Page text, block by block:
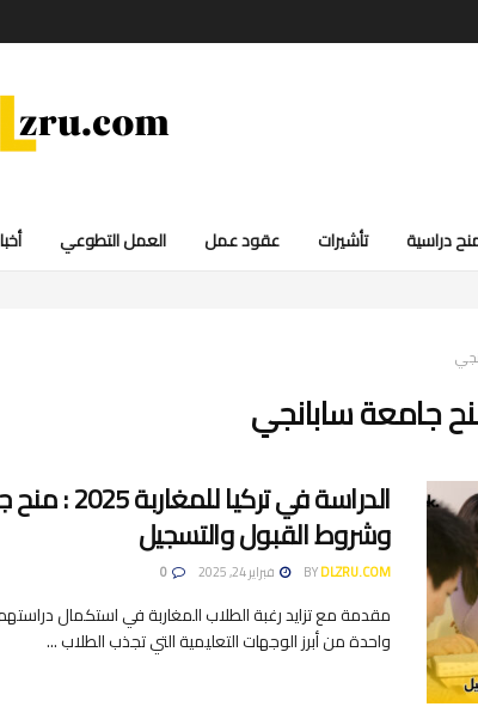
دراسية تأشيرات عقود عمل العمل التطوعي
جامعة سابانجي
الدراسة في
وشروط القبول والتسجيل
BYDLZRU.COM فبراير 24, 2025
مقدمة مع تزايد رغبة الطلاب المغاربة في استكمال دراستهم
واحدة من أبرز الوجهات التعليمية التي تجذب الطلاب ...